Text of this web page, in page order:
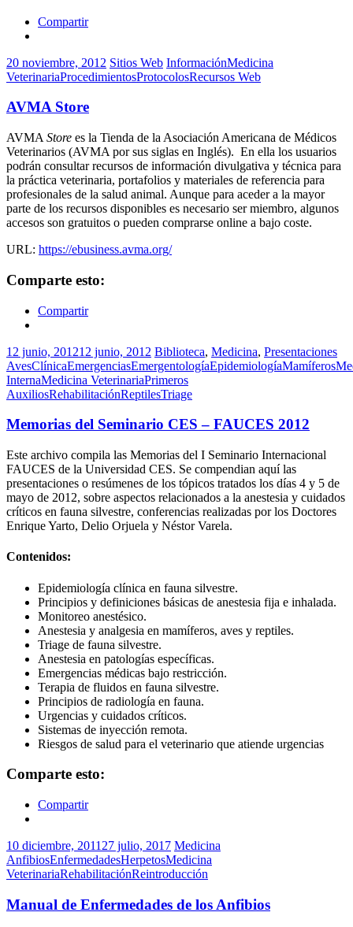
Compartir
20 noviembre, 2012 Sitios Web InformaciónMedicina
VeterinariaProcedimientosProtocolosRecursos Web
AVMA Store
AVMA Store es la Tienda de la Asociación Americana de Médicos
Veterinarios (AVMA por sus siglas en Inglés). En ella los usuarios
podrán consultar recursos de información divulgativa y técnica para
la práctica veterinaria, portafolios y materiales de referencia para
profesionales de la salud animal. Aunque para aceder a la mayor
parte de los recursos disponibles es necesario ser miembro, algunos
accesos son gratuitos o pueden comprarse online a bajo coste.
URL: https://ebusiness.avma.org/
Comparte esto:
Compartir
12 junio, 201212 junio, 2012 Biblioteca, Medicina, Presentaciones
AvesClínicaEmergenciasEmergentologíaEpidemiologíaMamíferos
InternaMedicina VeterinariaPrimeros
AuxiliosRehabilitaciónReptilesTriage
Memorias del Seminario CES – FAUCES 2012
Este archivo compila las Memorias del I Seminario Internacional
FAUCES de la Universidad CES. Se compendian aquí las
presentaciones o resúmenes de los tópicos tratados los días 4 y 5 de
mayo de 2012, sobre aspectos relacionados a la anestesia y cuidados
críticos en fauna silvestre, conferencias realizadas por los Doctores
Enrique Yarto, Delio Orjuela y Néstor Varela.
Contenidos:
Epidemiología clínica en fauna silvestre.
Principios y definiciones básicas de anestesia fija e inhalada.
Monitoreo anestésico.
Anestesia y analgesia en mamíferos, aves y reptiles.
Triage de fauna silvestre.
Anestesia en patologías específicas.
Emergencias médicas bajo restricción.
Terapia de fluidos en fauna silvestre.
Principios de radiología en fauna.
Urgencias y cuidados críticos.
Sistemas de inyección remota.
Riesgos de salud para el veterinario que atiende urgencias
Comparte esto:
Compartir
10 diciembre, 2011 27 julio, 2017 Medicina
AnfibiosEnfermedadesHerpetosMedicina
VeterinariaRehabilitaciónReintroducción
Manual de Enfermedades de los Anfibios